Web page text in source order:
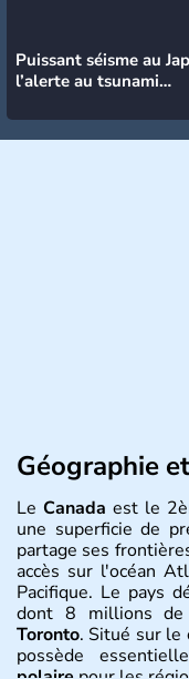
Puissant séisme au
l’alerte au tsunami
Géographie
Le Canada est le
une superficie de
partage ses
accès sur l'océan
Pacifique. Le pays
dont 8 millions de
Toronto. Situé sur le
possède